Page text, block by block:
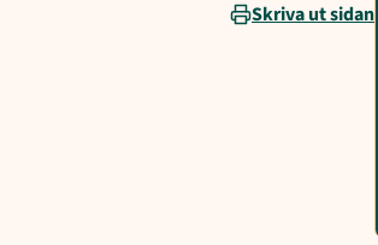
Skriva ut sidan